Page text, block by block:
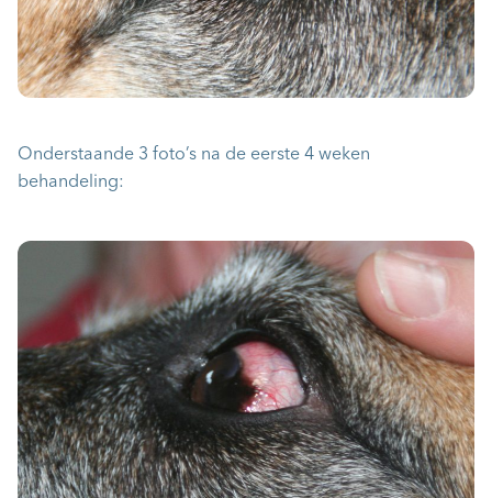
Onderstaande 3 foto’s na de eerste 4 weken
behandeling: